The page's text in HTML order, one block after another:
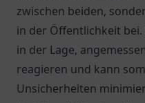
zwischen beiden,
in der Öffentlichkeit
in der Lage,
reagieren und kann
Unsicherheiten